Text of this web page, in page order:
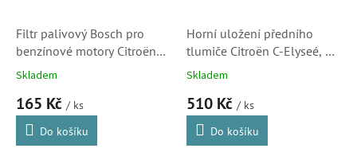
Filtr palivový Bosch pro
benzínové motory Citroën
(1567C6, 0450902161,
Skladem
165 Kč / ks
Do košíku
Horní uložení předního
tlumiče Citroën C-Elyseé, C4
Cactus, C3 II., C3 Picasso,
Skladem
510 Kč / ks
Do košíku